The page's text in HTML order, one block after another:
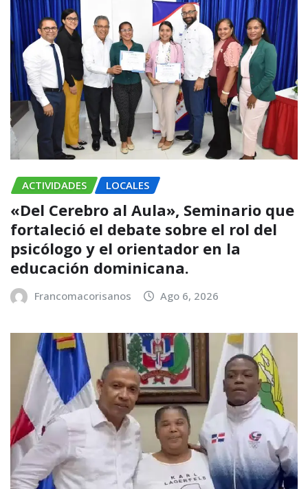
ACTIVIDADES LOCALES
«Del Cerebro al Aula», Seminario que
fortaleció el debate sobre el rol del
psicólogo y el orientador en la
educación dominicana.
Francomacorisanos Ago 6, 2026